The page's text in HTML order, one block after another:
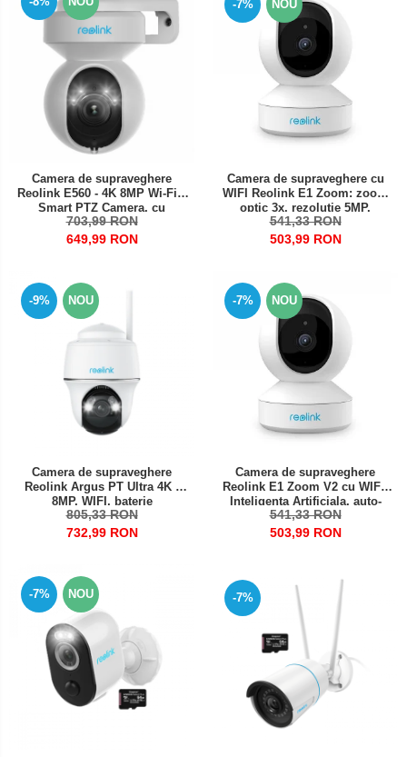
Camera de supraveghere
Reolink E560 - 4K 8MP Wi-Fi 6
Smart PTZ Camera, cu
urmarire automata, zoom optic
3X, viziune nocturna color,
timp real
703,99 RON
649,99 RON
-7% NOU
Camera de supraveghere cu
WIFI Reolink E1 Zoom: zoom
optic 3x, rezolutie 5MP,
avertizare detectie miscare pe
email si prin notificare pe
541,33 RON
503,99 RON
-9% NOU
Camera de supraveghere
Reolink Argus PT Ultra 4K /
8MP, WIFI, baterie
reincarcabila, detectare
persoana/vehicul, vedere 360
805,33 RON
732,99 RON
-7% NOU
Camera de supraveghere
Reolink E1 Zoom V2 cu WIFI,
Inteligenta Artificiala, auto-
urmarirea persoanei (auto
tracking), zoom optic 3x
541,33 RON
503,99 RON
-7% NOU -7%